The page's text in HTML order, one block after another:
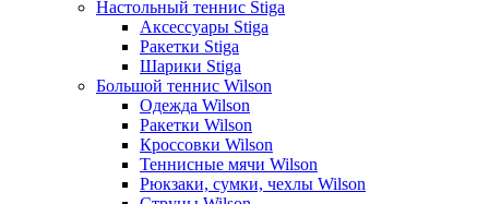
Настольный теннис Stiga
Аксессуары Stiga
Ракетки Stiga
Шарики Stiga
Большой теннис Wilson
Одежда Wilson
Ракетки Wilson
Кроссовки Wilson
Теннисные мячи Wilson
Рюкзаки, сумки, чехлы Wilson